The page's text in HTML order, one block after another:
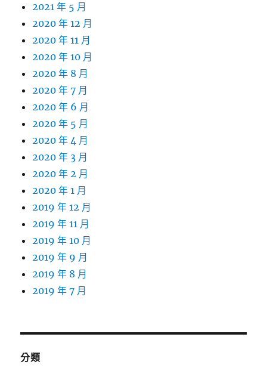
2021 年 5 月
2020 年 12 月
2020 年 11 月
2020 年 10 月
2020 年 8 月
2020 年 7 月
2020 年 6 月
2020 年 5 月
2020 年 4 月
2020 年 3 月
2020 年 2 月
2020 年 1 月
2019 年 12 月
2019 年 11 月
2019 年 10 月
2019 年 9 月
2019 年 8 月
2019 年 7 月
分類